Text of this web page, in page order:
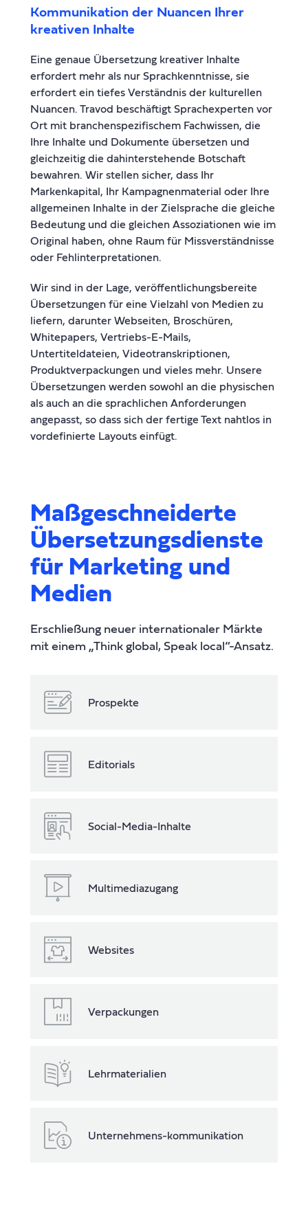
Kommunikation der Nuancen Ihrer
kreativen Inhalte
Eine genaue Übersetzung kreativer Inhalte
erfordert mehr als nur Sprachkenntnisse, sie
erfordert ein tiefes Verständnis der kulturellen
Nuancen. Travod beschäftigt Sprachexperten vor
Ort mit branchenspezifischem Fachwissen, die
Ihre Inhalte und Dokumente übersetzen und
gleichzeitig die dahinterstehende Botschaft
bewahren. Wir stellen sicher, dass Ihr
Markenkapital, Ihr Kampagnenmaterial oder Ihre
allgemeinen Inhalte in der Zielsprache die gleiche
Bedeutung und die gleichen Assoziationen wie im
Original haben, ohne Raum für Missverständnisse
oder Fehlinterpretationen.
Wir sind in der Lage, veröffentlichungsbereite
Übersetzungen für eine Vielzahl von Medien zu
liefern, darunter Webseiten, Broschüren,
Whitepapers, Vertriebs-E-Mails,
Untertiteldateien, Videotranskriptionen,
Produktverpackungen und vieles mehr. Unsere
Übersetzungen werden sowohl an die physischen
als auch an die sprachlichen Anforderungen
angepasst, so dass sich der fertige Text nahtlos in
vordefinierte Layouts einfügt.
Maßgeschneiderte
Übersetzungsdienste
für Marketing und
Medien
Erschließung neuer internationaler Märkte
mit einem „Think global, Speak local“-Ansatz.
Prospekte
Editorials
Social-Media-Inhalte
Multimediazugang
Websites
Verpackungen
Lehrmaterialien
Unternehmens-kommunikation